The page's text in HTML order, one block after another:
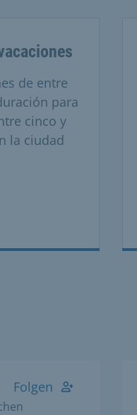
de entre
para
cinco y
la ciudad
Folgen